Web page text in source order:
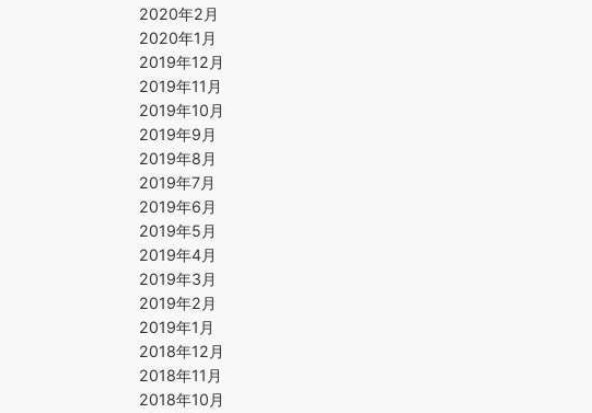
2020年2月
2020年1月
2019年12月
2019年11月
2019年10月
2019年9月
2019年8月
2019年7月
2019年6月
2019年5月
2019年4月
2019年3月
2019年2月
2019年1月
2018年12月
2018年11月
2018年10月